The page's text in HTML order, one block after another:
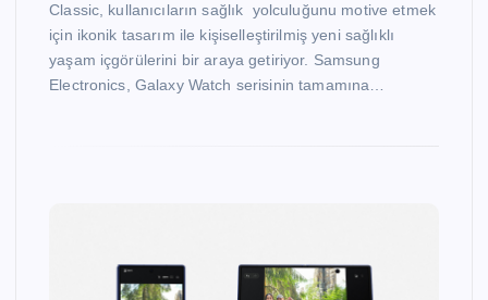
Classic, kullanıcıların sağlık yolculuğunu motive etmek
için ikonik tasarım ile kişiselleştirilmiş yeni sağlıklı
yaşam içgörülerini bir araya getiriyor. Samsung
Electronics, Galaxy Watch serisinin tamamına…